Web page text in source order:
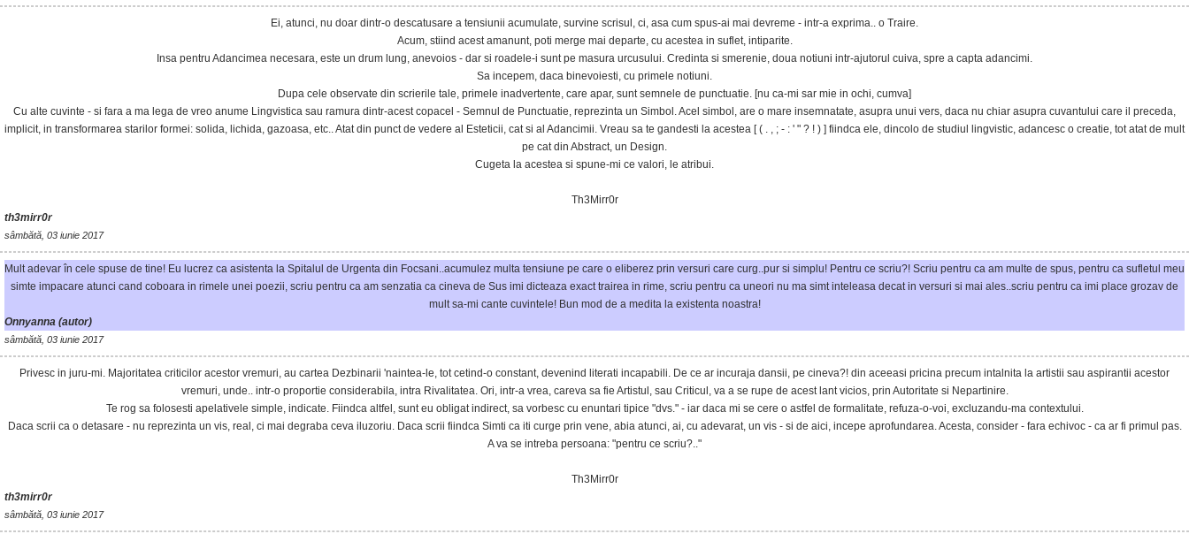
Ei, atunci, nu doar dintr-o descatusare a tensiunii acumulate, survine scrisul, ci, asa cum spus-ai mai devreme - intr-a exprima.. o Traire.
Acum, stiind acest amanunt, poti merge mai departe, cu acestea in suflet, intiparite.
Insa pentru Adancimea necesara, este un drum lung, anevoios - dar si roadele-i sunt pe masura urcusului. Credinta si smerenie, doua notiuni intr-ajutorul cuiva, spre a capta adancimi.
Sa incepem, daca binevoiesti, cu primele notiuni.
Dupa cele observate din scrierile tale, primele inadvertente, care apar, sunt semnele de punctuatie. [nu ca-mi sar mie in ochi, cumva]
Cu alte cuvinte - si fara a ma lega de vreo anume Lingvistica sau ramura dintr-acest copacel - Semnul de Punctuatie, reprezinta un Simbol. Acel simbol, are o mare insemnatate, asupra unui vers, daca nu chiar asupra cuvantului care il preceda,
implicit, in transformarea starilor formei: solida, lichida, gazoasa, etc.. Atat din punct de vedere al Esteticii, cat si al Adancimii. Vreau sa te gandesti la acestea [ ( . , ; - : ' " ? ! ) ] fiindca ele, dincolo de studiul lingvistic, adancesc o creatie, tot atat de mult
pe cat din Abstract, un Design.
Cugeta la acestea si spune-mi ce valori, le atribui.
Th3Mirr0r
th3mirr0r
sâmbătă, 03 iunie 2017
Mult adevar în cele spuse de tine! Eu lucrez ca asistenta la Spitalul de Urgenta din Focsani..acumulez multa tensiune pe care o eliberez prin versuri care curg..pur si simplu! Pentru ce scriu?! Scriu pentru ca am multe de spus, pentru ca sufletul meu
simte impacare atunci cand coboara in rimele unei poezii, scriu pentru ca am senzatia ca cineva de Sus imi dicteaza exact trairea in rime, scriu pentru ca uneori nu ma simt inteleasa decat in versuri si mai ales..scriu pentru ca imi place grozav de
mult sa-mi cante cuvintele! Bun mod de a medita la existenta noastra!
Onnyanna (autor)
sâmbătă, 03 iunie 2017
Privesc in juru-mi. Majoritatea criticilor acestor vremuri, au cartea Dezbinarii 'naintea-le, tot cetind-o constant, devenind literati incapabili. De ce ar incuraja dansii, pe cineva?! din aceeasi pricina precum intalnita la artistii sau aspirantii acestor
vremuri, unde.. intr-o proportie considerabila, intra Rivalitatea. Ori, intr-a vrea, careva sa fie Artistul, sau Criticul, va a se rupe de acest lant vicios, prin Autoritate si Nepartinire.
Te rog sa folosesti apelativele simple, indicate. Fiindca altfel, sunt eu obligat indirect, sa vorbesc cu enuntari tipice "dvs." - iar daca mi se cere o astfel de formalitate, refuza-o-voi, excluzandu-ma contextului.
Daca scrii ca o detasare - nu reprezinta un vis, real, ci mai degraba ceva iluzoriu. Daca scrii fiindca Simti ca iti curge prin vene, abia atunci, ai, cu adevarat, un vis - si de aici, incepe aprofundarea. Acesta, consider - fara echivoc - ca ar fi primul pas.
A va se intreba persoana: "pentru ce scriu?.."
Th3Mirr0r
th3mirr0r
sâmbătă, 03 iunie 2017